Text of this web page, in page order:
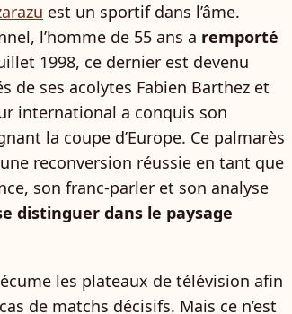
est un sportif dans l’âme.
l’homme de 55 ans a remporté
1998, ce dernier est devenu
de ses acolytes Fabien Barthez et
international a conquis son
la coupe d’Europe. Ce palmarès
reconversion réussie en tant que
son franc-parler et son analyse
distinguer dans le paysage
les plateaux de télévision afin
de matchs décisifs. Mais ce n’est